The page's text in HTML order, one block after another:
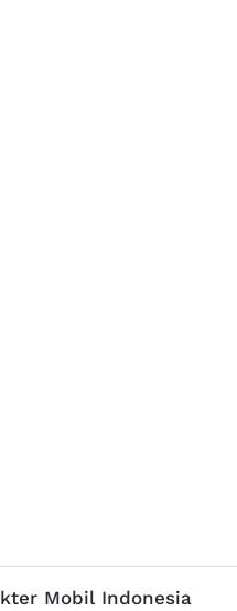
Mobil Indonesia